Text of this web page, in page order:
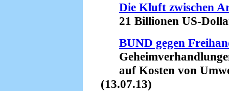
Die Kluft zwischen
21 Billionen US-
BUND gegen
auf Kosten von
(13.07.13)